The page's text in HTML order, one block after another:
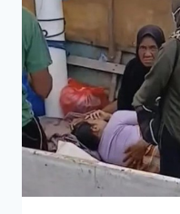
DI
MUNA,
SULTRA